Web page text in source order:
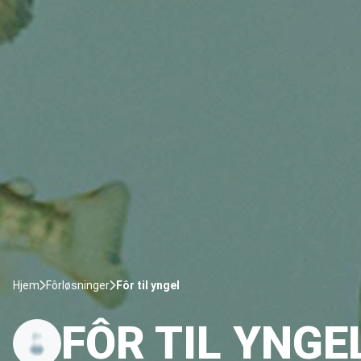
Hjem Fôrløsninger Fôr til yngel
FÔR TIL